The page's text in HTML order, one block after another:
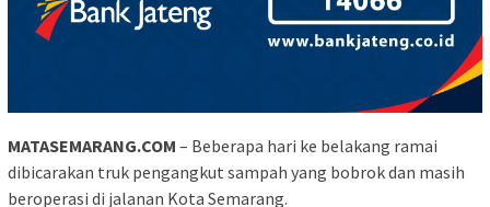
MATASEMARANG.COM – Beberapa hari ke belakang ramai
dibicarakan truk pengangkut sampah yang bobrok dan masih
beroperasi di jalanan Kota Semarang.